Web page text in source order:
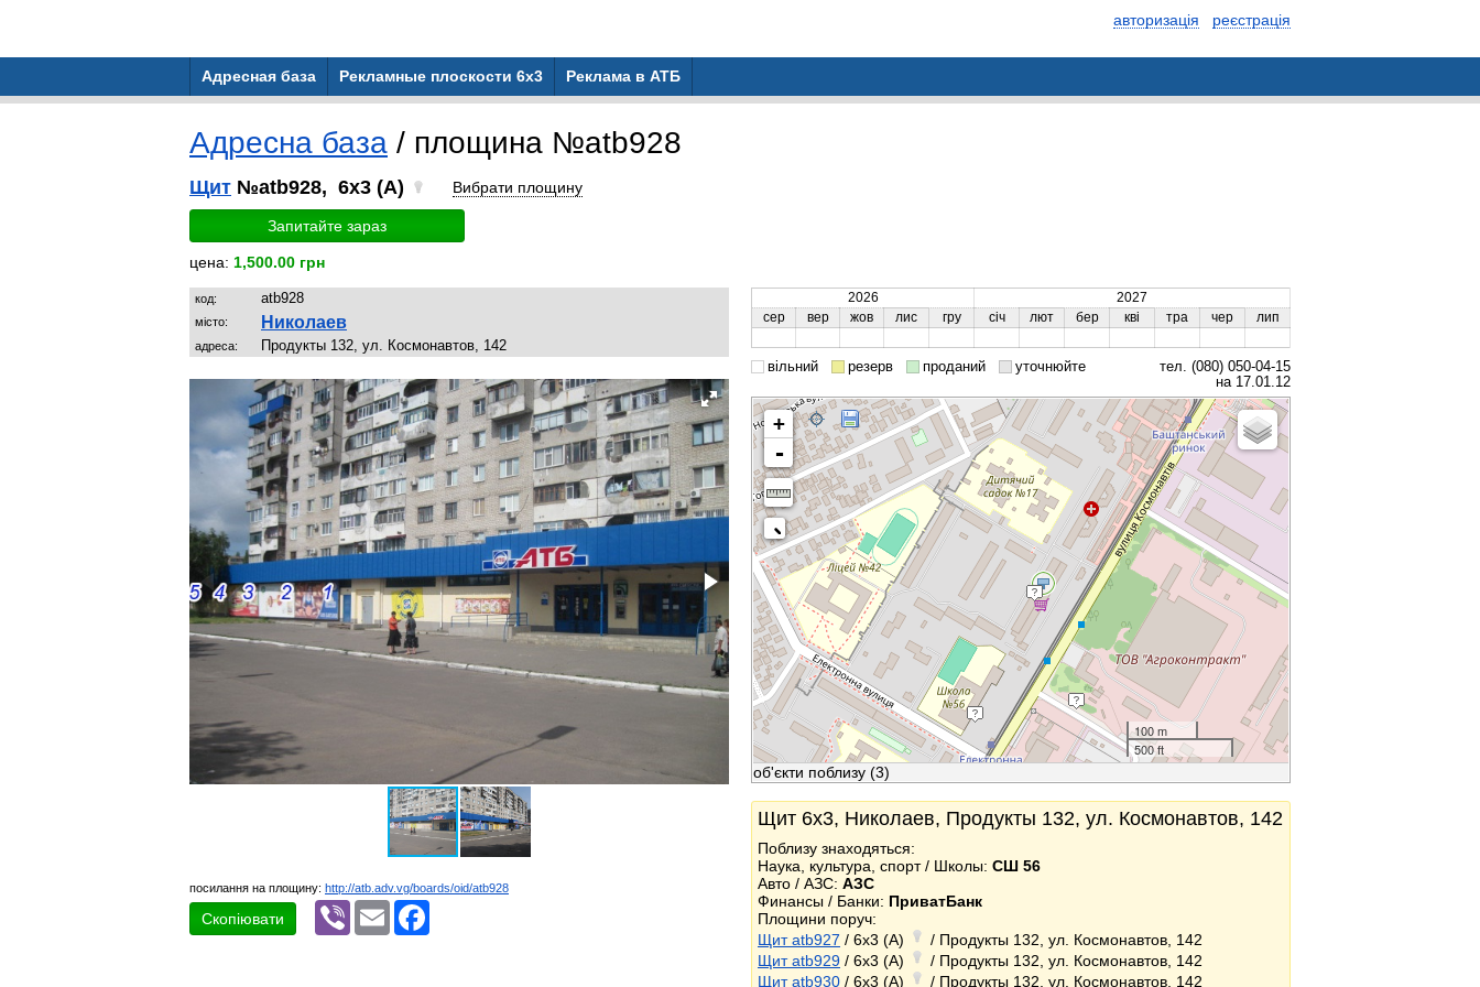
авторизація реєстрація
Адресная база Рекламные плоскости 6x3 Реклама в АТБ
Адресна база / площина №atb928
Щит №atb928, 6x3 (A) Вибрати площину
Запитайте зараз
цена: 1,500.00 грн
код: atb928
місто: Николаев
адреса: Продукты 132, ул. Космонавтов, 142
посилання на площину: http://atb.adv.vg/boards/oid/atb928
Скопіювати
Viber Email
2026
2027
сер
вер жов лис гру січ лют бер кві тра чер лип
вільний резерв проданий уточнюйте
тел. (080) 050-04-15
на 17.01.12
+
-
100 m
500 ft
об'єкти поблизу (3)
Щит 6x3, Николаев, Продукты 132, ул. Космонавтов, 142
Поблизу знаходяться:
Наука, культура, спорт / Школы: СШ 56
Авто / АЗС: АЗС
Финансы / Банки: ПриватБанк
Площини поруч:
Щит atb927 / 6x3 (A)
/ Продукты 132, ул. Космонавтов, 142
Щит atb929 / 6x3 (A)
/ Продукты 132, ул. Космонавтов, 142
Щит atb930 / 6x3 (A) / Продукты 132, ул. Космонавтов, 142